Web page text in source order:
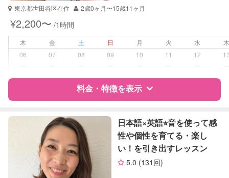
高校受験
大学受験
中学生
高校生
国語
東京都世田谷区在住 2歳0ヶ月〜15歳11ヶ月
¥2,200〜 /1時間
木 金 土 日 月 火 水
06
07 08 09 10 11 12
料金・特徴を表示
特徴 料金 レビュー
サポートの特徴
日本語×英語⭐︎音を使って感
性や個性を育てる・楽し
い！を引き出すレッスン
5.0 (131回)